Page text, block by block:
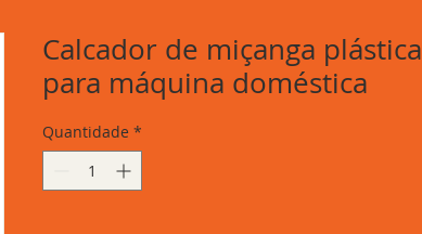
Calcador de miçanga plástica
para máquina doméstica
Quantidade *